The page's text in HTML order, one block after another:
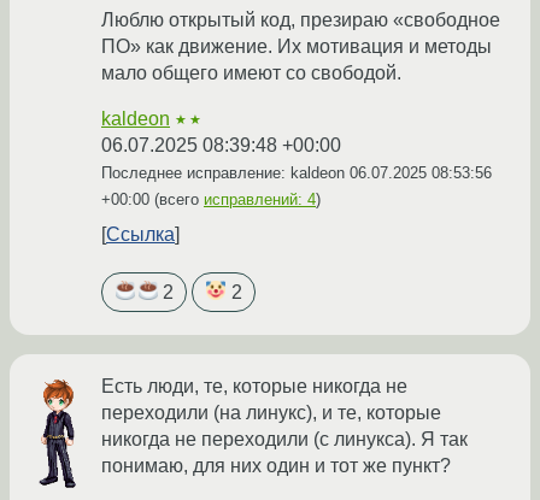
Люблю открытый код, презираю «свободное
ПО» как движение. Их мотивация и методы
мало общего имеют со свободой.
kaldeon ★★
06.07.2025 08:39:48 +00:00
Последнее исправление: kaldeon 06.07.2025 08:53:56
+00:00 (всего исправлений: 4)
Ссылка
2 2
Есть люди, те, которые никогда не
переходили (на линукс), и те, которые
никогда не переходили (с линукса). Я так
понимаю, для них один и тот же пункт?